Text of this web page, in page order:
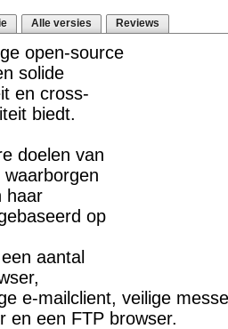
Alle versies Reviews
open-source
solide
en cross-
biedt.
doelen van
haar
op
aantal
e-mailclient, veilige
en een FTP browser.